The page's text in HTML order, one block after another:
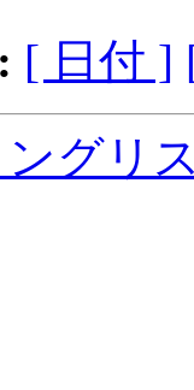
[ 日付 ]
ングリ